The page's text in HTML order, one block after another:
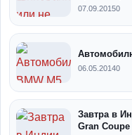
07.09.20150
06.05.20140
Завтра в
Gran Coupe